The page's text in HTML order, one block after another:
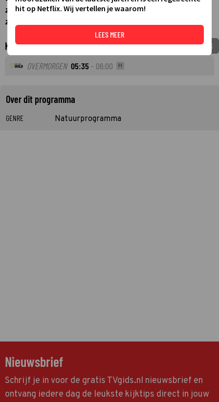
zwanger zijn, de neushoorn heeft een huid die bloed kan
zweten.
Komende tv-uitzendingen VOEG TOE AAN MIJNGIDS
OVERMORGEN 05:35 - 06:00 H
Over dit programma
GENRE Natuurprogramma
Nieuwsbrief
Schrijf je in voor de gratis TVgids.nl nieuwsbrief en
ontvang iedere dag de leukste kijktips direct in jouw
hit op Netflix. Wij vertellen je waarom!
LEES MEER